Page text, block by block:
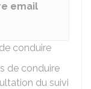
email
conduire
de conduire
du suivi